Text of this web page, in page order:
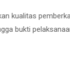
kualitas
bukti